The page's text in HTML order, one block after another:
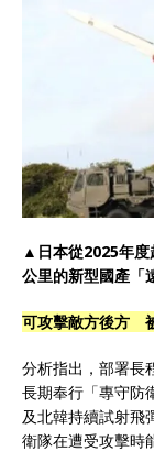
▲日本從2025年度
公里的新型國產「
可攻擊敵方後方
分析指出，部署長
長期奉行「專守防
及北韓持續試射飛
衛隊在遭受攻擊時